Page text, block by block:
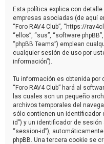
Esta política explica con detalle
empresas asociadas (de aquí
“Foro RAV4 Club”, “https://
“ellos”, “sus”, “software
“phpBB Teams”) emplean
cualquier sesión de uso por
información”).
Tu información es obtenida por
“Foro RAV4 Club” hará al
las cuales son un pequeño
archivos temporales del
sólo contienen un identificador
id”) y un identificador de
“session-id”),
phpBB. Una tercera cookie se